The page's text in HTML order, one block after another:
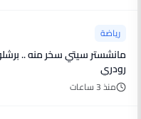
رياضة
رودري
منذ 3 ساعات